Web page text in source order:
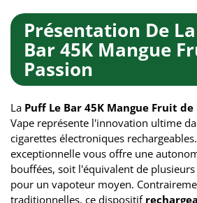
Présentation De
Bar 45K Mangue
Passion
La Puff Le Bar 45K Mangue Fruit de
Vape représente l'innovation ultime
cigarettes électroniques
exceptionnelle vous offre une
bouffées, soit l'équivalent de
pour un vapoteur moyen.
traditionnelles, ce dispositif